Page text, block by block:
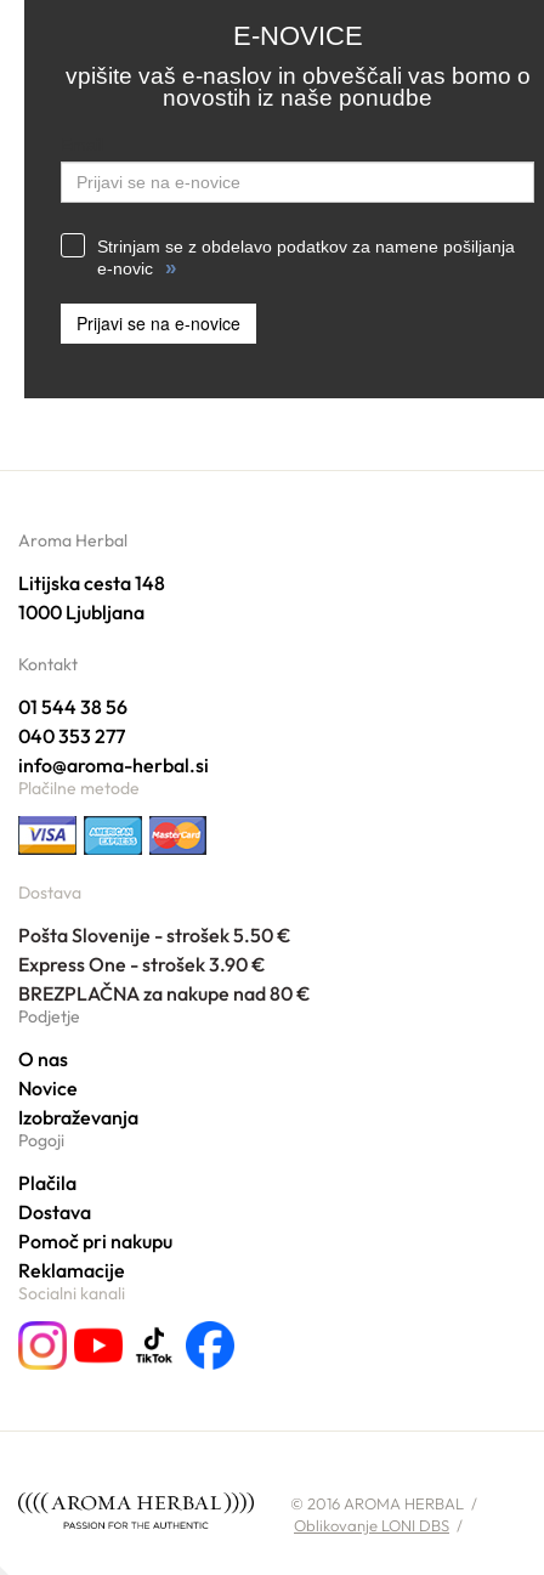
E-NOVICE
vpišite vaš e-naslov in obveščali vas bomo o
novostih iz naše ponudbe
Strinjam se z obdelavo podatkov za namene pošiljanja
e-novic
»
Prijavi se na e-novice
Aroma Herbal
Litijska cesta 148
1000 Ljubljana
Kontakt
01 544 38 56
040 353 277
info@aroma-herbal.si
Plačilne metode
Dostava
Pošta Slovenije - strošek 5.50 €
Express One - strošek 3.90 €
BREZPLAČNA za nakupe nad 80 €
Podjetje
O nas
Novice
Izobraževanja
Pogoji
Plačila
Dostava
Pomoč pri nakupu
Reklamacije
Socialni kanali
© 2016 AROMA HERBAL /
Oblikovanje LONI DBS /